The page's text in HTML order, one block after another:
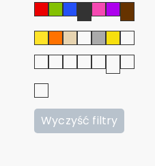
Wyczyść filtry